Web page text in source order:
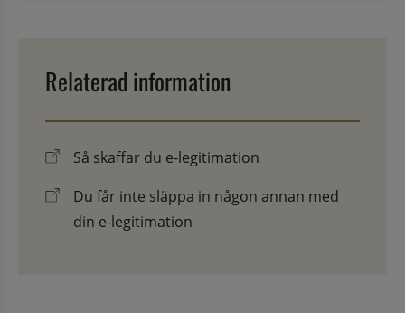
Relaterad information
Så skaffar du e-legitimation
Du får inte släppa in någon annan med
din e-legitimation